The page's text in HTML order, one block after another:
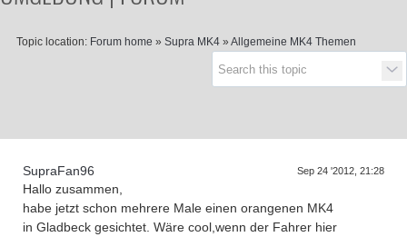
Supra generations
Topic location: Forum home » Supra MK4 » Allgemeine MK4 Themen
SupraFan96 Sep 24 '2012, 21:28
Hallo zusammen,
habe jetzt schon mehrere Male einen orangenen MK4
in Gladbeck gesichtet. Wäre cool,wenn der Fahrer hier